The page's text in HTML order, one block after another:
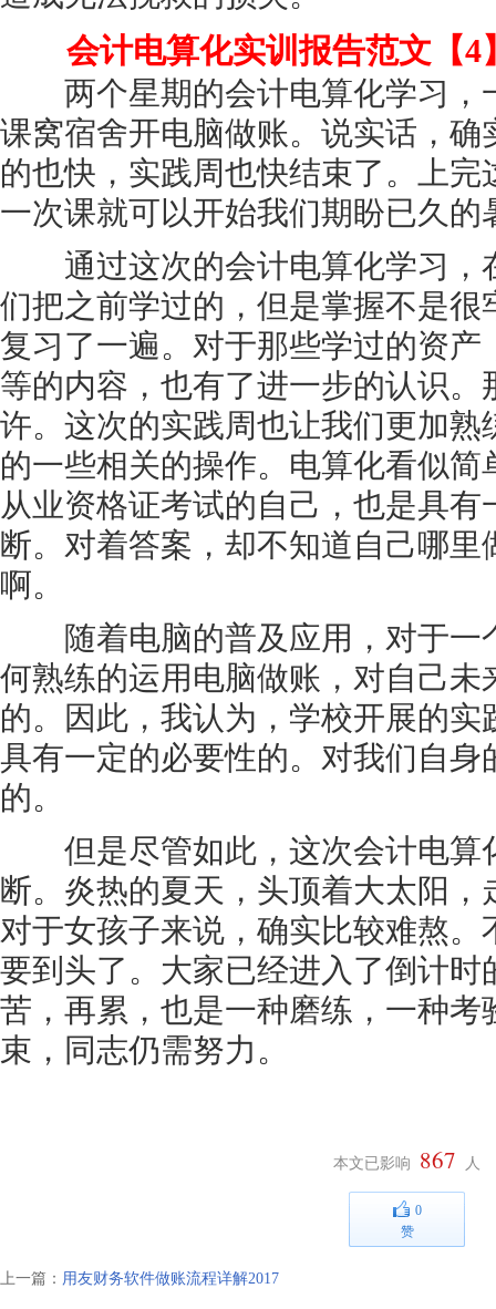
会计电算化实训报告范文【4
两个星期的会计电算化学习，
课窝宿舍开电脑做账。说实话，确
的也快，实践周也快结束了。上
一次课就可以开始我们期盼已久的
通过这次的会计电算化学习，
们把之前学过的，但是掌握不是很
复习了一遍。对于那些学过的资
等的内容，也有了进一步的认识
许。这次的实践周也让我们更加熟
的一些相关的操作。电算化看似
从业资格证考试的自己，也是具
断。对着答案，却不知道自己哪
啊。
随着电脑的普及应用，对于一
何熟练的运用电脑做账，对自己未
的。因此，我认为，学校开展的
具有一定的必要性的。对我们自身
的。
但是尽管如此，这次会计电算
断。炎热的夏天，头顶着大太阳
对于女孩子来说，确实比较难熬
要到头了。大家已经进入了倒计时
苦，再累，也是一种磨练，一种考
束，同志仍需努力。
本文已影响 867 人
0
赞
上一篇： 用友财务软件做账流程详解2017